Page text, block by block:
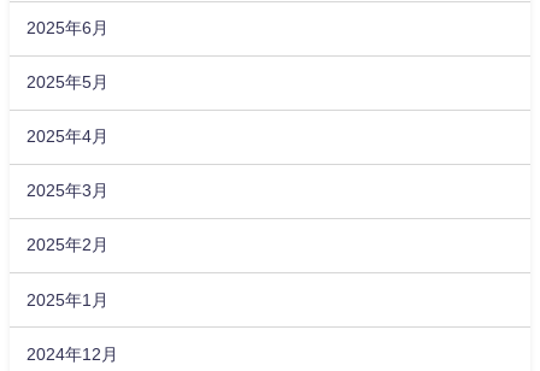
2025年6月
2025年5月
2025年4月
2025年3月
2025年2月
2025年1月
2024年12月